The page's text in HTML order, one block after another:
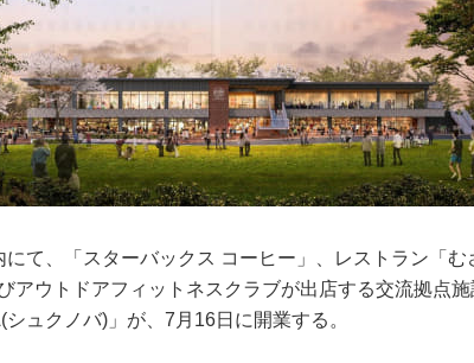
にて、「スターバックス コーヒー」、レストラン「む
アウトドアフィットネスクラブが出店する交流拠点施
シュクノバ)」が、7月16日に開業する。